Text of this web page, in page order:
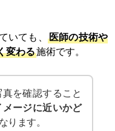
いても、
医師の技術や
変わる施術です。
を確認すること
メージに近いかど
ります。